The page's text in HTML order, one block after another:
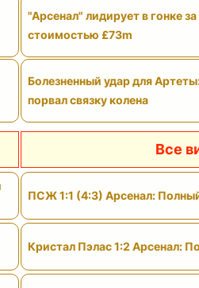
"Арсенал" лидирует в гонке
стоимостью £73m
Болезненный удар для
порвал связку колена
Все
ПСЖ 1:1 (4:3) Арсенал:
Кристал Пэлас 1:2 Арсенал: